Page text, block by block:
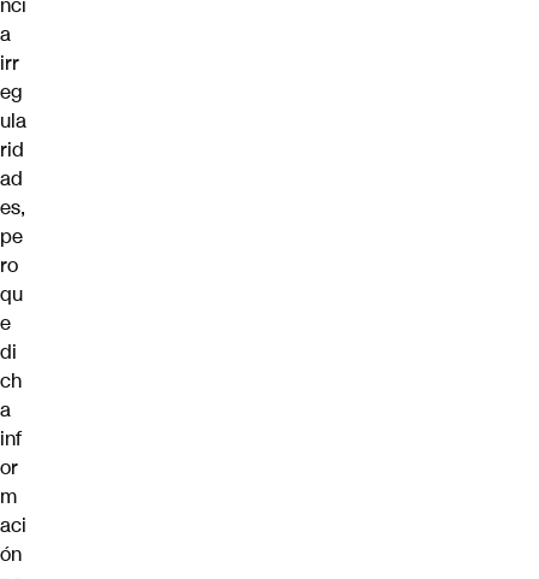
a
irr
eg
ula
rid
ad
es,
pe
ro
qu
e
di
ch
a
inf
or
m
aci
ón